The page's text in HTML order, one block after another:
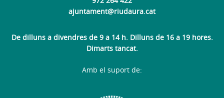
ajuntament@riudaura.cat
De dilluns a divendres de 9 a 14 h. Dilluns de 16 a 19 hores.
Dimarts tancat.
Amb el suport de: